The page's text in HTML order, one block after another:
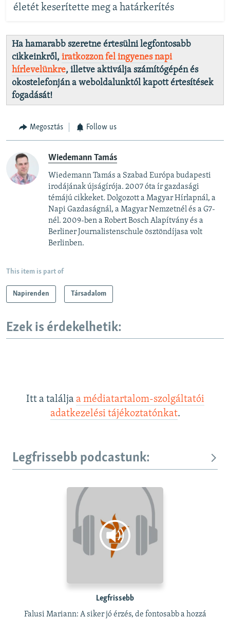
életét keserítette meg a határkerítés
Ha hamarabb szeretne értesülni legfontosabb
cikkeinkről, iratkozzon fel ingyenes napi
hírlevelünkre, illetve aktiválja számítógépén és
okostelefonján a weboldalunktól kapott értesítések
fogadását!
Megosztás Follow us
Wiedemann Tamás
Wiedemann Tamás a Szabad Európa budapesti
irodájának újságírója. 2007 óta ír gazdasági
témájú cikkeket. Dolgozott a Magyar Hírlapnál, a
Napi Gazdaságnál, a Magyar Nemzetnél és a G7-
nél. 2009-ben a Robert Bosch Alapítvány és a
Berliner Journalistenschule ösztöndíjasa volt
Berlinben.
This item is part of
Napirenden Társadalom
Ezek is érdekelhetik:
Itt a találja a médiatartalom-szolgáltatói
adatkezelési tájékoztatónkat.
Legfrissebb podcastunk:
Legfrissebb
Falusi Mariann: A siker jó érzés, de fontosabb a hozzá